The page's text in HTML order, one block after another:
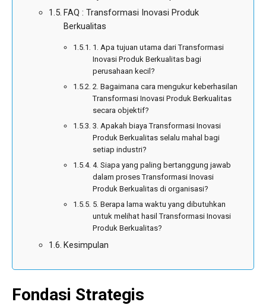
FAQ : Transformasi Inovasi Produk
Berkualitas
1. Apa tujuan utama dari Transformasi
Inovasi Produk Berkualitas bagi
perusahaan kecil?
2. Bagaimana cara mengukur keberhasilan
Transformasi Inovasi Produk Berkualitas
secara objektif?
3. Apakah biaya Transformasi Inovasi
Produk Berkualitas selalu mahal bagi
setiap industri?
4. Siapa yang paling bertanggung jawab
dalam proses Transformasi Inovasi
Produk Berkualitas di organisasi?
5. Berapa lama waktu yang dibutuhkan
untuk melihat hasil Transformasi Inovasi
Produk Berkualitas?
Kesimpulan
Fondasi Strategis